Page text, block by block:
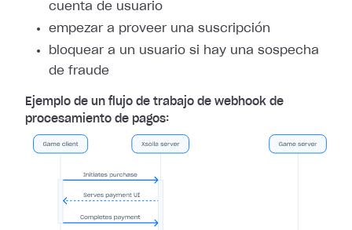
cuenta de usuario
empezar a proveer una suscripción
bloquear a un usuario si hay una sospecha
de fraude
Ejemplo de un flujo de trabajo de webhook de
procesamiento de pagos: